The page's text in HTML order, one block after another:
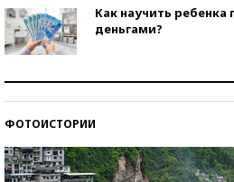
Как научить
деньгами?
ФОТОИСТОРИИ